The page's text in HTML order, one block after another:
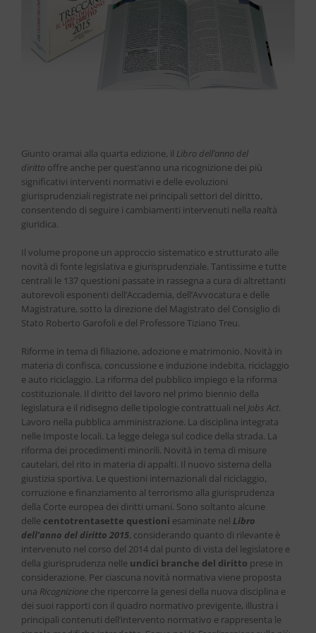
Giunto oramai alla quarta edizione, il Libro dell’anno del
diritto offre anche per quest’anno una ricognizione dei più
significativi interventi normativi e delle evoluzioni
giurisprudenziali registrate nei principali settori del diritto,
consentendo di seguire i cambiamenti intervenuti nella realtà
giuridica.
Il volume propone un approccio sistematico e strutturato alle
novità di fonte legislativa e giurisprudenziale. Tantissime e tutte
centrali le 137 questioni passate in rassegna a cura di altrettanti
autorevoli esponenti dell’Accademia, dell’Avvocatura e delle
Magistrature, sotto la direzione del Magistrato del Consiglio di
Stato Roberto Garofoli e del Professore Tiziano Treu.
Riforme in tema di filiazione, adozione e matrimonio. Novità in
materia di confisca, concussione e induzione indebita, riciclaggio
e auto riciclaggio. La riforma del pubblico impiego e la riforma
costituzionale. Il diritto del lavoro nel primo biennio della
legislatura e il ridisegno delle tipologie contrattuali nel Jobs Act.
Lavoro nella pubblica amministrazione. La disciplina integrata
nelle Imposte locali. La legge delega sul codice della strada. La
riforma dei procedimenti minorili. Novità in tema di misure
cautelari, del rito in materia di appalti. Il nuovo sistema della
giustizia sportiva. Le questioni internazionali dal riciclaggio,
corruzione e finanziamento al terrorismo alla giurisprudenza
della Corte europea dei diritti umani. Sono soltanto alcune
delle centotrentasette questioni esaminate nel Libro
dell’anno del diritto 2015, considerando quanto di rilevante è
intervenuto nel corso del 2014 dal punto di vista del legislatore e
della giurisprudenza nelle undici branche del diritto prese in
considerazione. Per ciascuna novità normativa viene proposta
una Ricognizione che ripercorre la genesi della nuova disciplina e
dei suoi rapporti con il quadro normativo previgente, illustra i
principali contenuti dell’intervento normativo e rappresenta le